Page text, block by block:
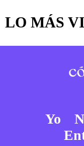
LO MÁS
Yo